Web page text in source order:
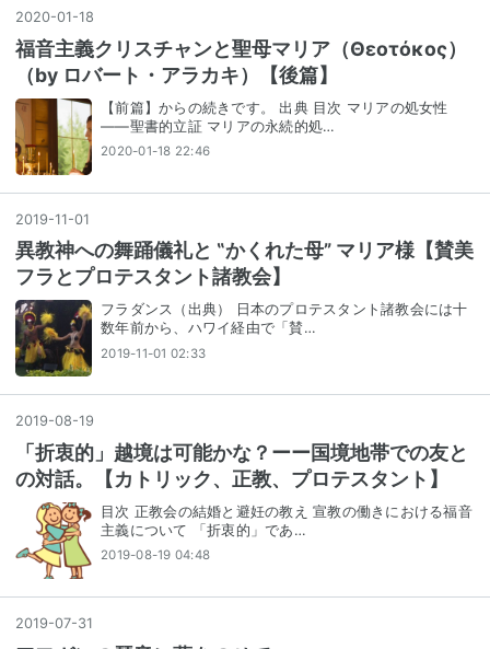
2020-01 -18
福音主義クリスチャンと聖母マリア（Θεοτόκος）
（by ロバート・アラカキ）【後篇】
【前篇】からの続きです。 出典 目次 マリアの処女性
——聖書的立証 マリアの永続的処…
2020-01-18 22:46
2019-11-01
異教神への舞踊儀礼と ‟かくれた母” マリア様【賛美
フラとプロテスタント諸教会】
フラダンス（出典） 日本のプロテスタント諸教会には十
数年前から、ハワイ経由で「賛…
2019-11-01 02:33
2019-08-19
「折衷的」越境は可能かな？ーー国境地帯での友と
の対話。【カトリック、正教、プロテスタント】
目次 正教会の結婚と避妊の教え 宣教の働きにおける福音
主義について 「折衷的」であ…
2019-08-19 04:48
2019-07-31